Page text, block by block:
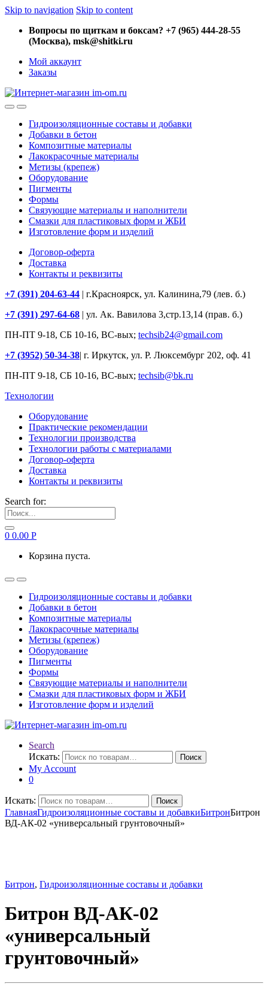
Skip to navigation Skip to content
Вопросы по щиткам и боксам? +7 (965) 444-28-55
(Москва), msk@shitki.ru
Мой аккаунт
Заказы
Гидроизоляционные составы и добавки
Добавки в бетон
Композитные материалы
Лакокрасочные материалы
Метизы (крепеж)
Оборудование
Пигменты
Формы
Связующие материалы и наполнители
Смазки для пластиковых форм и ЖБИ
Изготовление форм и изделий
Договор-оферта
Доставка
Контакты и реквизиты
+7 (391) 204-63-44 | г.Красноярск, ул. Калинина,79 (лев. б.)
+7 (391) 297-64-68 | ул. Ак. Вавилова 3,стр.13,14 (прав. б.)
ПН-ПТ 9-18, СБ 10-16, ВС-вых; techsib24@gmail.com
+7 (3952) 50-34-38| г. Иркутск, ул. Р. Люксембург 202, оф. 41
ПН-ПТ 9-18, СБ 10-16, ВС-вых; techsib@bk.ru
Технологии
Оборудование
Практические рекомендации
Технологии производства
Технологии работы с материалами
Договор-оферта
Доставка
Контакты и реквизиты
Search for:
0 0.00 Р
Корзина пуста.
Гидроизоляционные составы и добавки
Добавки в бетон
Композитные материалы
Лакокрасочные материалы
Метизы (крепеж)
Оборудование
Пигменты
Формы
Связующие материалы и наполнители
Смазки для пластиковых форм и ЖБИ
Изготовление форм и изделий
Search
Искать:
Поиск
My Account
0
Искать: Поиск
ГлавнаяГидроизоляционные составы и добавкиБитронБитрон
ВД-АК-02 «универсальный грунтовочный»
Битрон, Гидроизоляционные составы и добавки
Битрон ВД-АК-02
«универсальный
грунтовочный»